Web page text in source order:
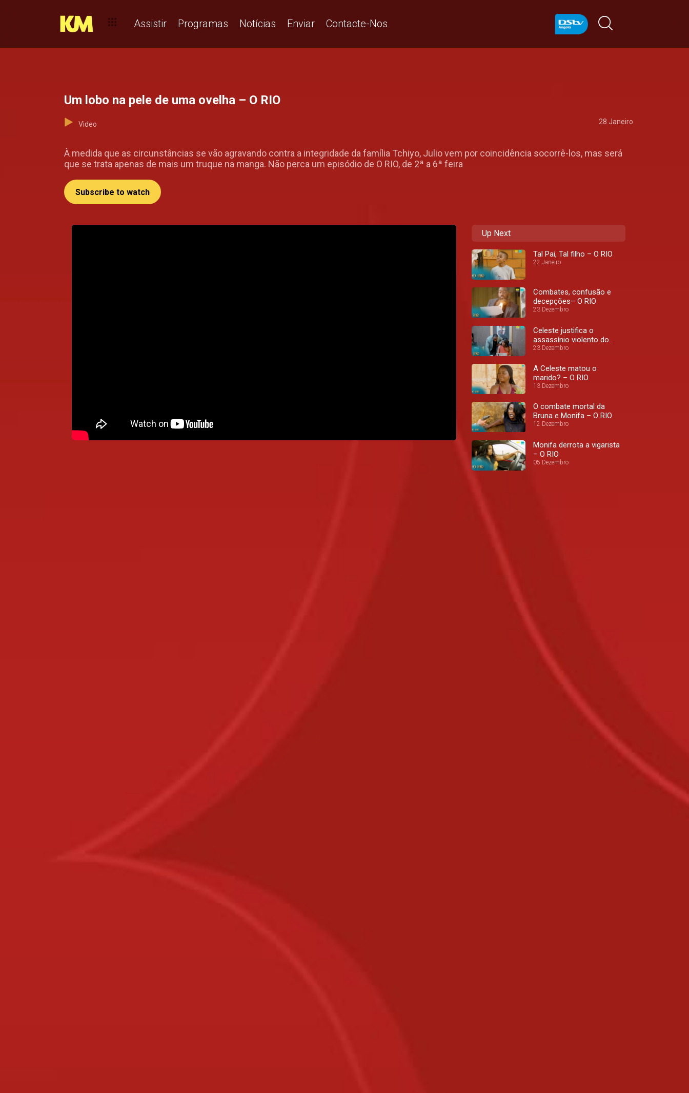
Assistir Programas Notícias Enviar Contacte-Nos
Um lobo na pele de uma ovelha – O RIO
Video 28 Janeiro
À medida que as circunstâncias se vão agravando contra a integridade da família Tchiyo, Julio vem por coincidência socorrê-los, mas será
que se trata apenas de mais um truque na manga. Não perca um episódio de O RIO, de 2ª a 6ª feira
Subscribe to watch
Up Next
Tal Pai, Tal filho – O RIO
22 Janeiro
Combates, confusão e
decepções– O RIO
23 Dezembro
Celeste justifica o
assassínio violento do
marido – O RIO
23 Dezembro
A Celeste matou o
marido? – O RIO
13 Dezembro
O combate mortal da
Bruna e Monifa – O RIO
12 Dezembro
Monifa derrota a vigarista
– O RIO
05 Dezembro